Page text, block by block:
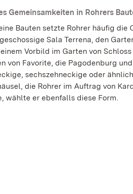
Gemeinsamkeiten in Rohrers
Bauten setzte Rohrer häufig die
Sala Terrena, den
Vorbild im Garten von
von Favorite, die Pagodenburg
sechszehneckige oder
die Rohrer im Auftrag von
wählte er ebenfalls diese Form.